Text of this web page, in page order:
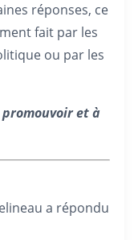
réponses, ce
fait par les
ou par les
et à
a répondu